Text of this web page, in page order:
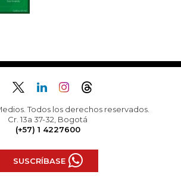
Todos los derechos reservados.
Cr. 13a 37-32, Bogotá
(+57) 1 4227600
SUSCRÍBASE